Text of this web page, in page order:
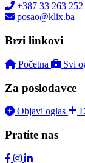
+387 33 263 252
posao@klix.ba
Brzi linkovi
Početna Svi
Za poslodavce
Objavi oglas
Pratite nas